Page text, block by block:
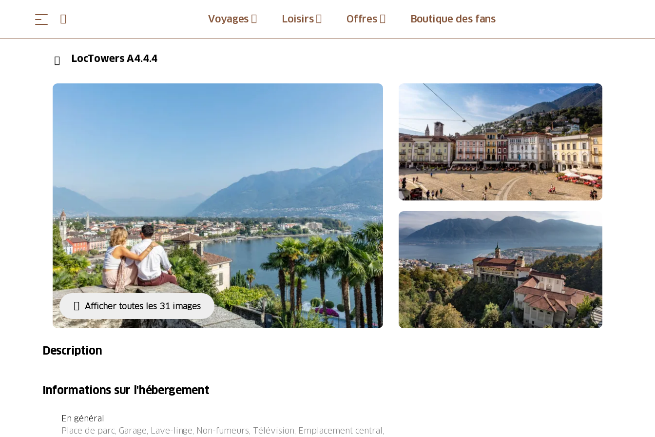
Voyages Loisirs Offres Boutique des fans
LocTowers A4.4.4
Afficher toutes les 31 images
Description
2021. 5 maisons dans la résidence. Au centre de Locarno, situation centrale, à 600 m
du lac, à 1.8 km de la rivière. Infrastructures de la Maison: ascenseur, chauffage central.
hauteur 210 cm largeur 275 cm. Supermarché 50 m, restaurant 200 m, zone piétonne
400 m, arrêt de bus "Locarno, Alle Torri" 80 m, gare ferroviaire "Locarno SBB-CFF" 1.3
Informations sur l'hébergement
En général
Place de parc, Garage, Lave-linge, Non-fumeurs, Télévision, Emplacement central,